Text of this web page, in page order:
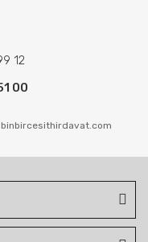
12
00
binbircesithirdavat.com